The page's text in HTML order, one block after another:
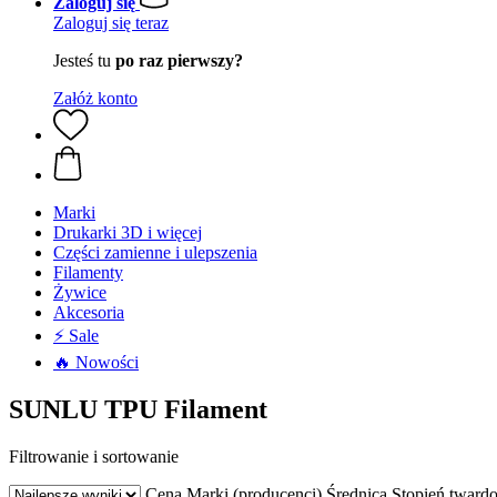
Zaloguj się teraz
Jesteś tu po raz pierwszy?
Załóż konto
Marki
Drukarki 3D i więcej
Części zamienne i ulepszenia
Filamenty
Żywice
Akcesoria
⚡ Sale
🔥 Nowości
SUNLU TPU Filament
Filtrowanie i sortowanie